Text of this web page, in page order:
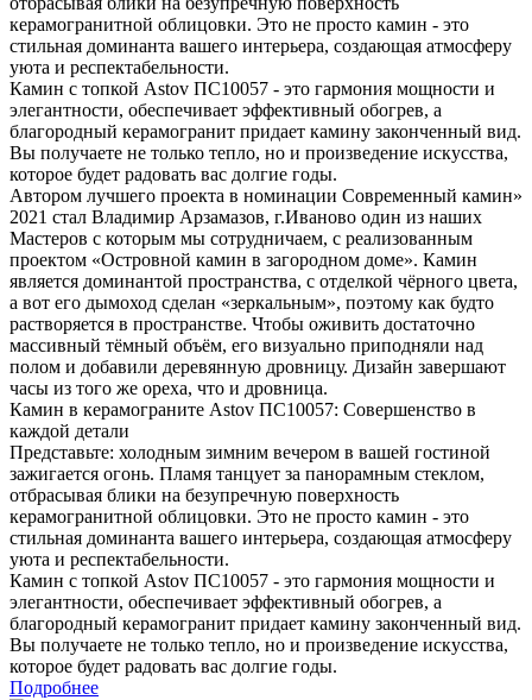
керамогранитной облицовки. Это не просто камин - это
стильная доминанта вашего интерьера, создающая атмосферу
уюта и респектабельности.
Камин с топкой Astov ПС10057 - это гармония мощности и
элегантности, обеспечивает эффективный обогрев, а
благородный керамогранит придает камину законченный вид.
Вы получаете не только тепло, но и произведение искусства,
которое будет радовать вас долгие годы.
Автором лучшего проекта в номинации Современный камин»
2021 стал Владимир Арзамазов, г.Иваново один из наших
Мастеров с которым мы сотрудничаем, с реализованным
проектом «Островной камин в загородном доме». Камин
является доминантой пространства, с отделкой чёрного цвета,
а вот его дымоход сделан «зеркальным», поэтому как будто
растворяется в пространстве. Чтобы оживить достаточно
массивный тёмный объём, его визуально приподняли над
полом и добавили деревянную дровницу. Дизайн завершают
часы из того же ореха, что и дровница.
Камин в керамограните Astov ПС10057: Совершенство в
каждой детали
Представьте: холодным зимним вечером в вашей гостиной
зажигается огонь. Пламя танцует за панорамным стеклом,
отбрасывая блики на безупречную поверхность
керамогранитной облицовки. Это не просто камин - это
стильная доминанта вашего интерьера, создающая атмосферу
уюта и респектабельности.
Камин с топкой Astov ПС10057 - это гармония мощности и
элегантности, обеспечивает эффективный обогрев, а
благородный керамогранит придает камину законченный вид.
Вы получаете не только тепло, но и произведение искусства,
которое будет радовать вас долгие годы.
Подробнее